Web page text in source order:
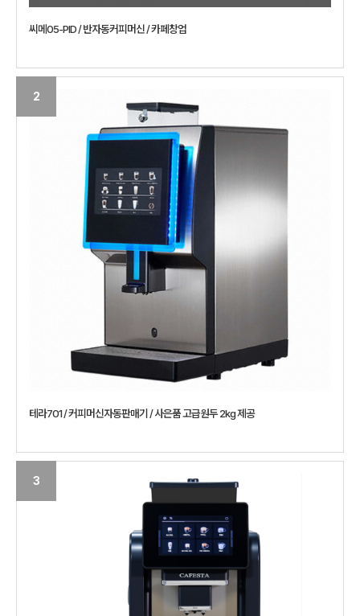
씨메05-PID / 반자동커피머신 / 카페창업
2
테라701 / 커피머신자동판매기 / 사은품 고급원두 2kg 제공
3